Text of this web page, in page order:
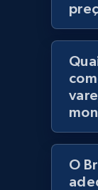
specified
URL,
Model
O